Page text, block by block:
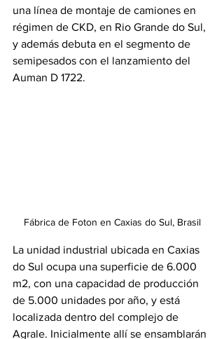
una línea de montaje de camiones en
régimen de CKD, en Rio Grande do Sul,
y además debuta en el segmento de
semipesados con el lanzamiento del
Auman D 1722.
Fábrica de Foton en Caxias do Sul, Brasil
La unidad industrial ubicada en Caxias
do Sul ocupa una superficie de 6.000
m2, con una capacidad de producción
de 5.000 unidades por año, y está
localizada dentro del complejo de
Agrale. Inicialmente allí se ensamblarán